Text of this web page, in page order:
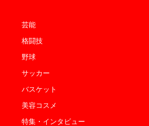
芸能
格闘技
野球
サッカー
バスケット
美容コスメ
特集・インタビュー